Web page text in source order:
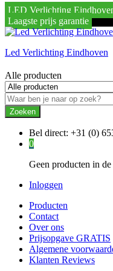
LED Verlichting
Laagste prijs garantie
Led Verlichting Eindhoven
Alle producten
Zoeken
Bel direct: +31 (0)
0
Geen producten in
Inloggen
Producten
Contact
Over ons
Prijsopgave GRATIS
Algemene
Klanten Reviews